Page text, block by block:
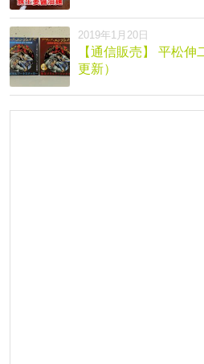
2019年1月20日
【通信販売】 平松
更新）